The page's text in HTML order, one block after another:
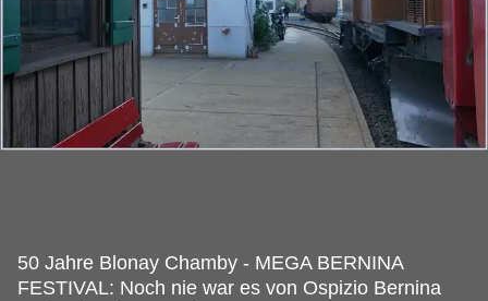
50 Jahre Blonay Chamby - MEGA BERNINA
FESTIVAL: Noch nie war es von Ospizio Bernina